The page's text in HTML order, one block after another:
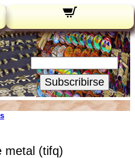
Novedades:
Su Email:
Subscribirse
metal (tifq)